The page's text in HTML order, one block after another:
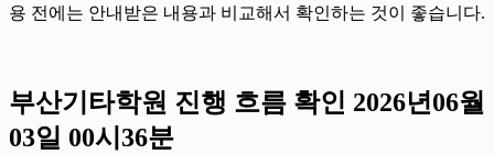
용 전에는 안내받은 내용과 비교해서 확인하는 것이 좋습니다.
부산기타학원 진행 흐름 확인 2026년06월
03일 00시36분